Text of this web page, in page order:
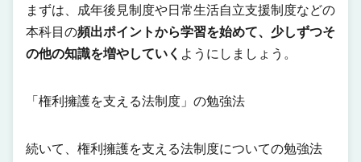
まずは、成年後見制度や日常生活自立支援制度などの
本科目の頻出ポイントから学習を始めて、少しずつそ
の他の知識を増やしていく ようにしましょう。
「権利擁護を支える法制度」の勉強法
続いて、権利擁護を支える法制度についての勉強法